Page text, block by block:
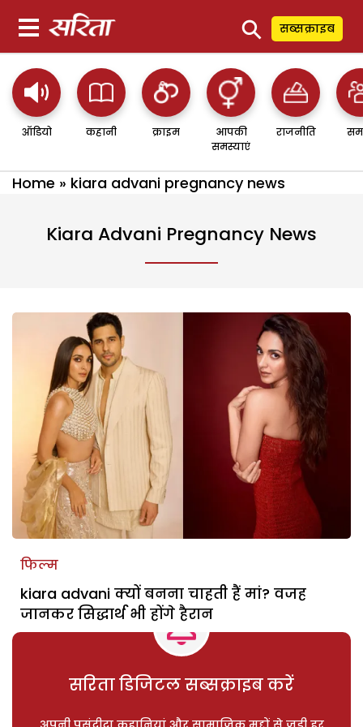
⚲ सब्सक्राइब
ऑडियो कहानी क्राइम
आपकी
समस्याएं
राजनीति
Home » kiara advani pregnancy news
Kiara Advani Pregnancy News
फिल्म
kiara advani क्यों बनना चाहती हैं मां? वजह
जानकर सिद्धार्थ भी होंगे हैरान
सरिता डिजिटल सब्सक्राइब करें